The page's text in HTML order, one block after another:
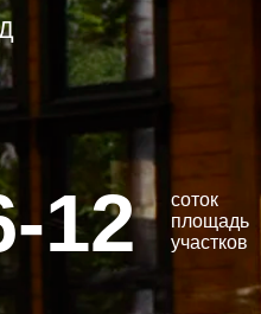
12
соток
площадь
участков